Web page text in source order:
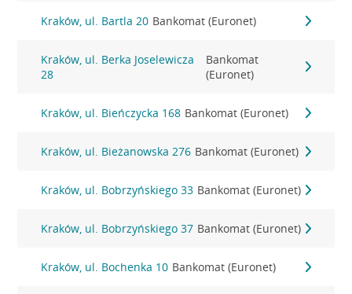
Kraków, ul. Bartla 20 Bankomat (Euronet)
Kraków, ul. Berka Joselewicza
28
Bankomat
(Euronet)
Kraków, ul. Bieńczycka 168 Bankomat (Euronet)
Kraków, ul. Bieżanowska 276 Bankomat (Euronet)
Kraków, ul. Bobrzyńskiego 33 Bankomat (Euronet)
Kraków, ul. Bobrzyńskiego 37 Bankomat (Euronet)
Kraków, ul. Bochenka 10 Bankomat (Euronet)